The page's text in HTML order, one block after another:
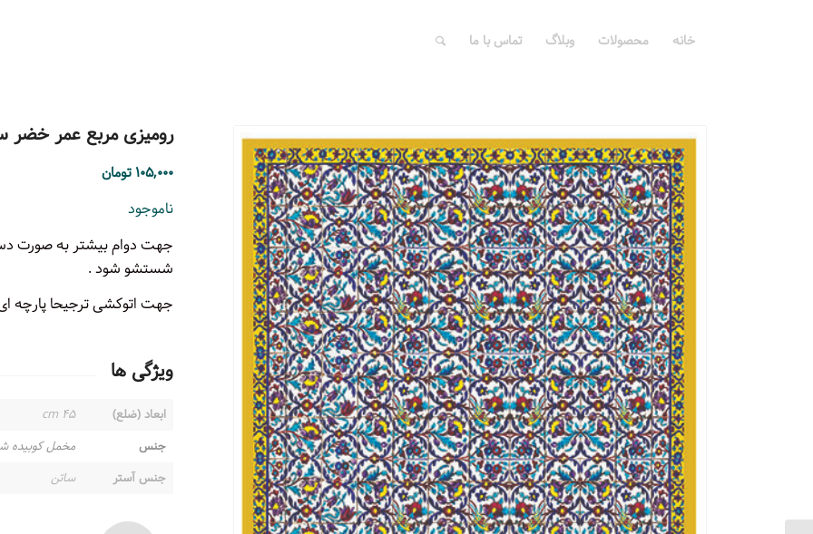
خانه محصولات وبلاگ تماس با ما
رومیزی مربع عمر خضر سایز
۱۰۵,۰۰۰ تومان
ناموجود
جهت دوام بیشتر به صورت
شستشو شود .
جهت اتوکشی ترجیحا پارچه
ویژگی ها
ابعاد (ضلع)
۴۵ cm
جنس
مخمل کوبیده
جنس آستر
ساتن